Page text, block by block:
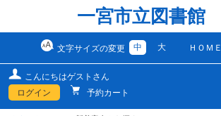
一宮市立図書館
文字サイズの変更 中 大 ＨＯＭＥ
こんにちはゲストさん
ログイン
予約カート